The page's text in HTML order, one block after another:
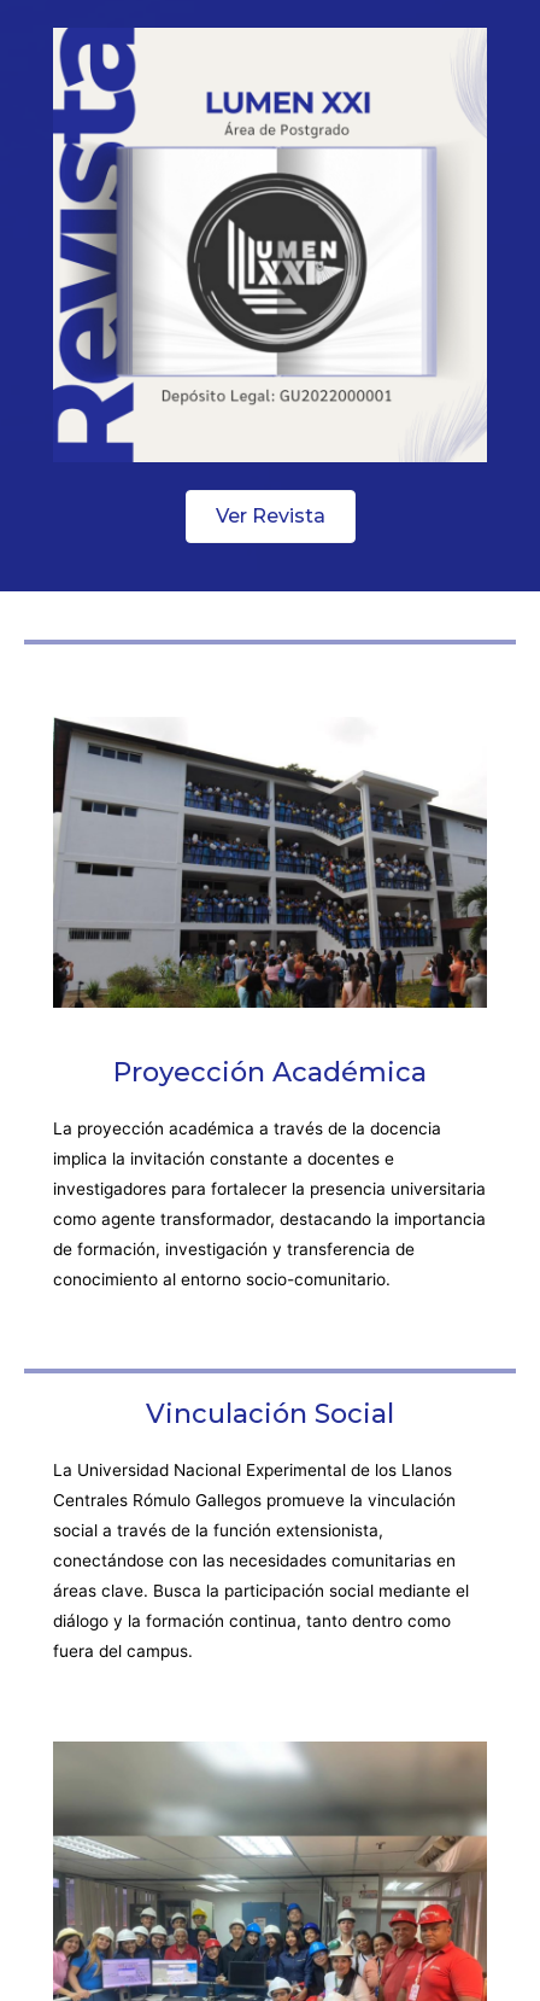
Ver Revista
Proyección Académica
La proyección académica a través de la docencia
implica la invitación constante a docentes e
investigadores para fortalecer la presencia universitaria
como agente transformador, destacando la importancia
de formación, investigación y transferencia de
conocimiento al entorno socio-comunitario.
Vinculación Social
La Universidad Nacional Experimental de los Llanos
Centrales Rómulo Gallegos promueve la vinculación
social a través de la función extensionista,
conectándose con las necesidades comunitarias en
áreas clave. Busca la participación social mediante el
diálogo y la formación continua, tanto dentro como
fuera del campus.